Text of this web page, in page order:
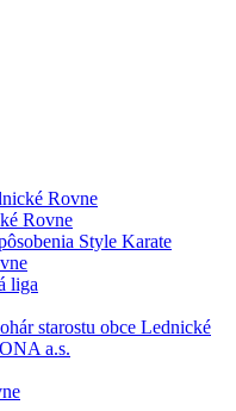
Rovne
Rovne
Style Karate
liga
starostu obce Lednické
a.s.